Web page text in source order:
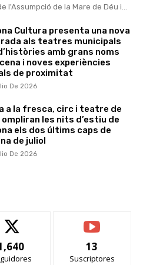
de la Mare de Déu i...
Cultura presenta una nova
als teatres municipals
amb grans noms
i noves experiències
de proximitat
De 2026
a la fresca, circ i teatre de
les nits d’estiu de
els dos últims caps de
de juliol
De 2026
13
Suscriptores